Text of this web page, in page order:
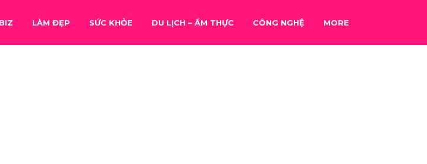
LÀM ĐẸP SỨC KHỎE DU LỊCH – ẨM THỰC CÔNG NGHỆ MORE